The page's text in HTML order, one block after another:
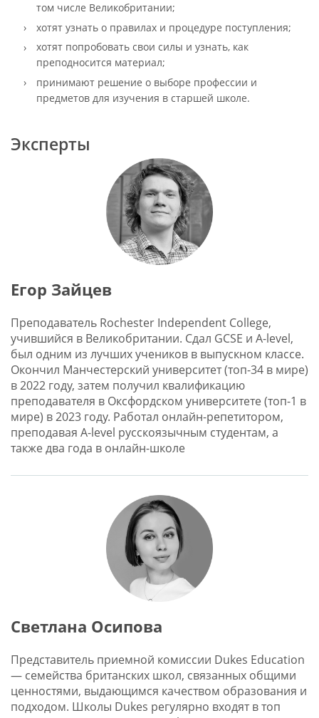
том числе Великобритании;
хотят узнать о правилах и процедуре поступления;
хотят попробовать свои силы и узнать, как
преподносится материал;
принимают решение о выборе профессии и
предметов для изучения в старшей школе.
Эксперты
Егор Зайцев
Преподаватель Rochester Independent College,
учившийся в Великобритании. Сдал GCSE и A-level,
был одним из лучших учеников в выпускном классе.
Окончил Манчестерский университет (топ-34 в мире)
в 2022 году, затем получил квалификацию
преподавателя в Оксфордском университете (топ-1 в
мире) в 2023 году. Работал онлайн-репетитором,
преподавая A-level русскоязычным студентам, а
также два года в онлайн-школе
Светлана Осипова
Представитель приемной комиссии Dukes Education
— семейства британских школ, связанных общими
ценностями, выдающимся качеством образования и
подходом. Школы Dukes регулярно входят в топ